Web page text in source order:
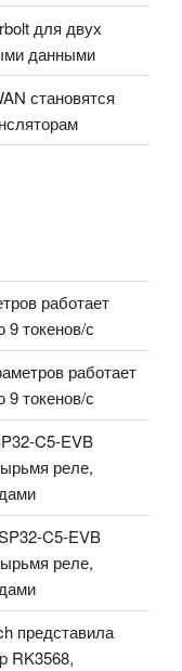
для двух
данными
становятся
работает
9 токенов/с
работает
9 токенов/с
C5-EVB
реле,
C5-EVB
реле,
представила
RK3568,